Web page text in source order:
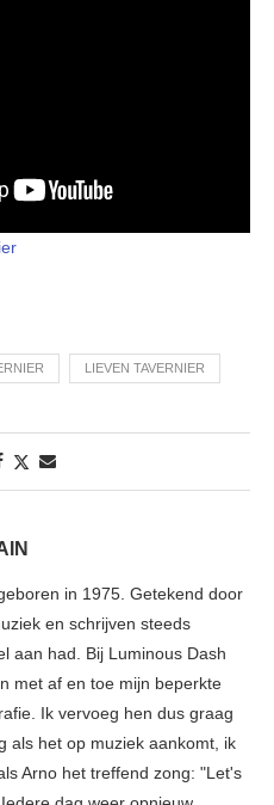
LIEVEN TAVERNIER
in 1975. Getekend door
en schrijven steeds
aan had. Bij Luminous Dash
met af en toe mijn beperkte
Ik vervoeg hen dus graag
als het op muziek aankomt, ik
Arno het treffend zong: "Let's